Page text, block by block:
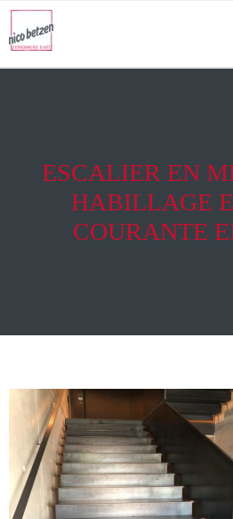
ESCALIER EN
HABILLAGE
COURANTE